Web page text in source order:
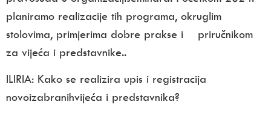
planiramo realizacije tih programa, okruglim
stolovima, primjerima dobre prakse i priručnikom
za vijeća i predstavnike..
ILIRIA: Kako se realizira upis i registracija
novoizabranihvijeća i predstavnika?